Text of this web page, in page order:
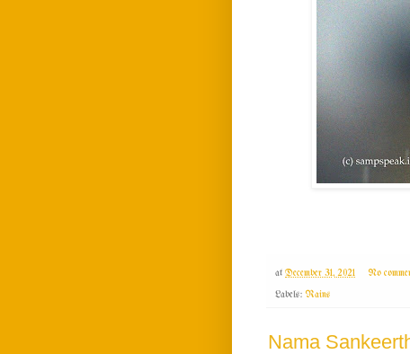
at December 31, 2021 No
Labels: Rains
Nama